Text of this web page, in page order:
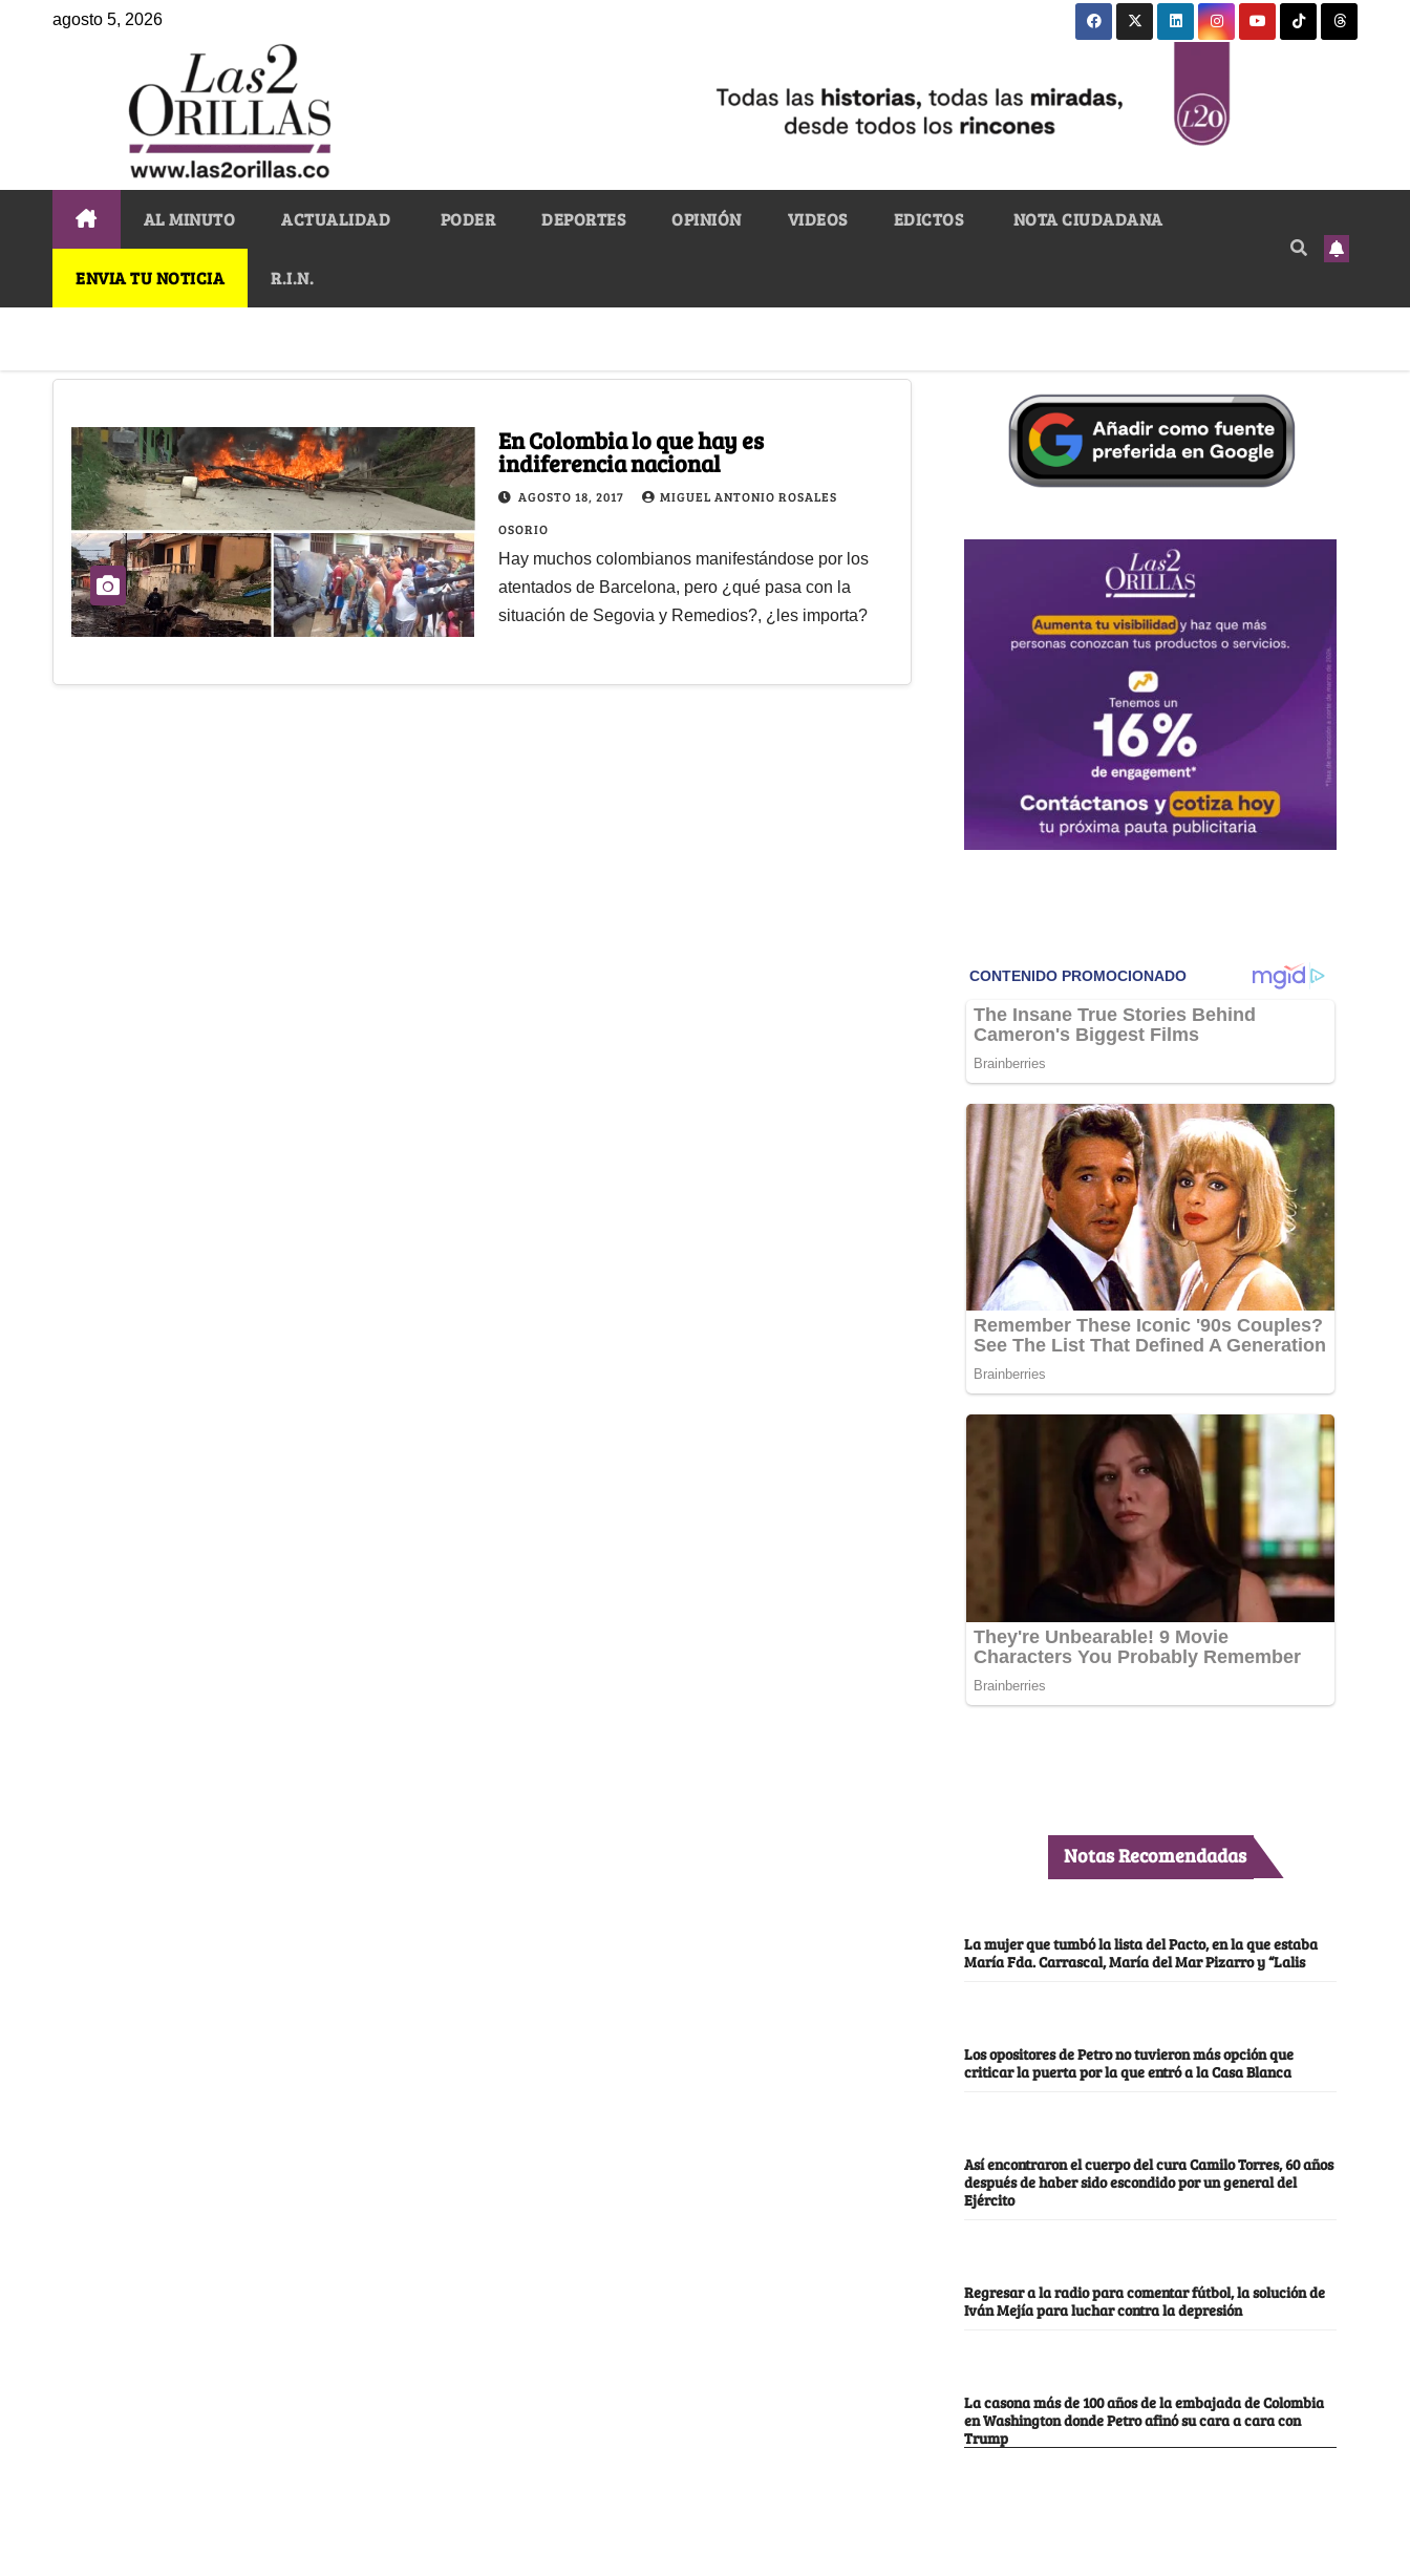
agosto 5, 2026
AL MINUTO ACTUALIDAD PODER DEPORTES OPINIÓN VIDEOS EDICTOS NOTA CIUDADANA
ENVIA TU NOTICIA R.I.N.
En Colombia lo que hay es
indiferencia nacional
AGOSTO 18, 2017
MIGUEL ANTONIO ROSALES
OSORIO
Hay muchos colombianos manifestándose por los
atentados de Barcelona, pero ¿qué pasa con la
situación de Segovia y Remedios?, ¿les importa?
Notas Recomendadas
La mujer que tumbó la lista del Pacto, en la que estaba
María Fda. Carrascal, María del Mar Pizarro y “Lalis
Los opositores de Petro no tuvieron más opción que
criticar la puerta por la que entró a la Casa Blanca
Así encontraron el cuerpo del cura Camilo Torres, 60 años
después de haber sido escondido por un general del
Ejército
Regresar a la radio para comentar fútbol, la solución de
Iván Mejía para luchar contra la depresión
La casona más de 100 años de la embajada de Colombia
en Washington donde Petro afinó su cara a cara con
Trump